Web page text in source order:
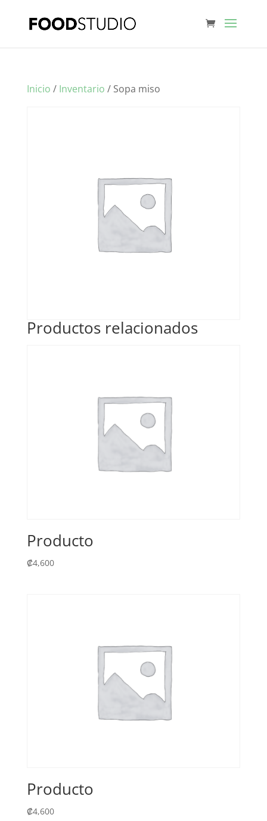
Inicio / Inventario / Sopa miso
Productos relacionados
Producto
₡4,600
Producto
₡4,600